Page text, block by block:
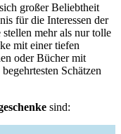
großer Beliebtheit
für die Interessen der
mehr als nur tolle
mit einer tiefen
oder Bücher mit
Schätzen
sind: